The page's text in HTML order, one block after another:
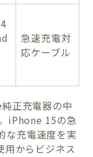
急速充電対
応ケーブル
正充電器の中
iPhone 15の急
な充電速度を実
用からビジネス